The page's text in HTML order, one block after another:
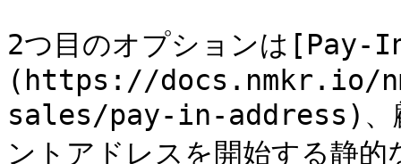
2つ目のオプションは
(https://docs.nmkr.io/
sales/pay-in-address)、顧
ントアドレスを開始する静